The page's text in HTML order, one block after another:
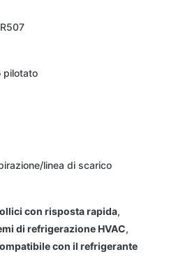
pilotato
linea di scarico
con risposta rapida,
di refrigerazione HVAC,
con il refrigerante